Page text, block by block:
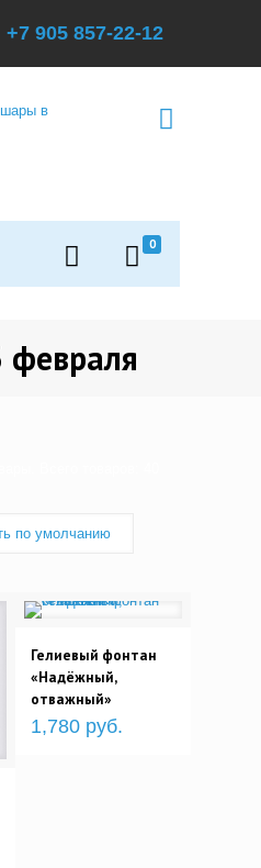
+7 905 857-22-12
0
февраля
Гелиевый фонтан
«Надёжный,
отважный»
1,780 руб.